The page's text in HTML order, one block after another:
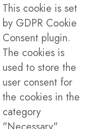
This cookie is set
by GDPR Cookie
Consent plugin.
The cookies is
used to store the
user consent for
the cookies in the
category